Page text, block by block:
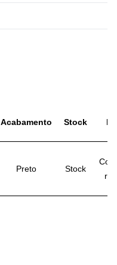
Acabamento Stock
Preto Stock